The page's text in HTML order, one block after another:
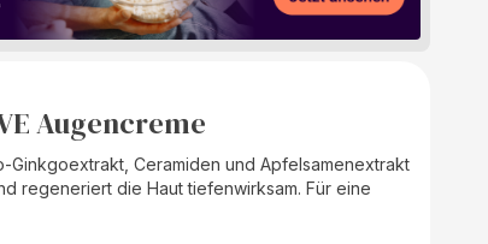
Augencreme
Ginkgoextrakt, Ceramiden und Apfelsamenextrakt
regeneriert die Haut tiefenwirksam. Für eine